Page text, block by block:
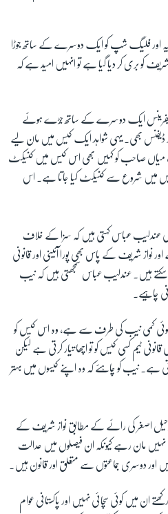
اور فلیگ شپ کو ایک دوسرے کے ساتھ جوڑا
کو بری کر دیا گیا ہے تو انہیں امید ہے کہ
ایک دوسرے کے ساتھ جُڑے ہوئے
ڈیفنس بھی۔ یہی شواہد ایک کیس میں مان لیے
میاں صاحب کو کہیں بھی اس کیس میں کنیکٹ
میں شروع سے کنیکٹ کیا جاتا ہے۔ اس
عندلیب عباس کہتی ہیں کہ سزا کے خلاف
نواز شریف کے پاس بھی پورا آئینی اور قانونی
ہیں۔ عندلیب عباس سمجھتی ہیں کہ نیب
چاہیے۔
کوئی کمی نیب کی طرف سے ہے، وہ اس کیس کو
ٹیم کسی کیس کو تو اچھا تیار کرتی ہے لیکن
ہے۔ نیب کو چاہئے کہ وہ اپنے کیسوں میں بہتر
اصغر کی رائے کے مطابق نواز شریف کے
نہیں مان رہے کیونکہ ان فیصلوں میں عدالت
دوسری جماعتوں سے متعلق اور قانون ہیں۔
ان میں کوئی سچائی نہیں اور پاکستانی عوام